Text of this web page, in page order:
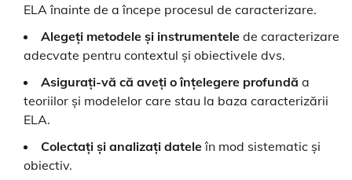
ELA înainte de a începe procesul de caracterizare.
Alegeți metodele și instrumentele de caracterizare
adecvate pentru contextul și obiectivele dvs.
Asigurați-vă că aveți o înțelegere profundă a
teoriilor și modelelor care stau la baza caracterizării
ELA.
Colectați și analizați dateleîn mod sistematic și
obiectiv.